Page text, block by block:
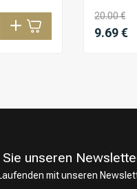
20.00 €
9.69 €
unseren
mit unseren